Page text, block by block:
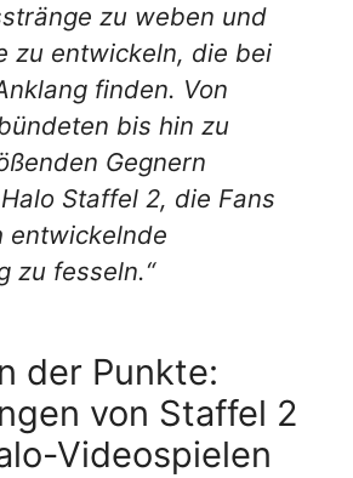
zu weben und
zu entwickeln, die bei
finden. Von
bis hin zu
Gegnern
Staffel 2, die Fans
entwickelnde
zu fesseln.“
der Punkte:
von Staffel 2
Videospielen